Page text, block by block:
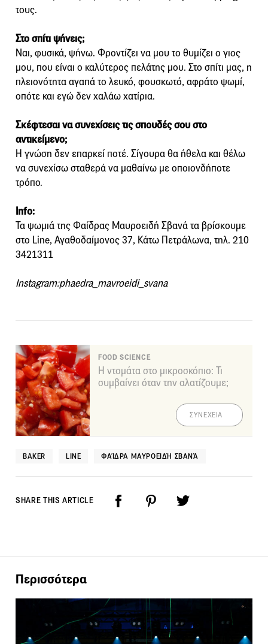
τους.
Στο σπίτι ψήνεις;
Ναι, φυσικά, ψήνω. Φροντίζει να μου το θυμίζει ο γιος
μου, που είναι ο καλύτερος πελάτης μου. Στο σπίτι μας, η
πλειονότητα αγαπά το λευκό, φουσκωτό, αφράτο ψωμί,
οπότε και εγώ δεν χαλάω χατίρια.
Σκέφτεσαι να συνεχίσεις τις σπουδέςσου στο
αντικείμενο;
Η γνώση δεν επαρκεί ποτέ. Σίγουρα θα ήθελα και θέλω
να συνεχίσω σταθερά να μαθαίνω με οποιονδήποτε
τρόπο.
Info:
Τα ψωμιά της Φαίδρας Μαυροειδή Σβανά τα βρίσκουμε
στο Line, Αγαθοδαίμονος 37, Κάτω Πετράλωνα, τηλ. 210
3421311
Instagram:phaedra_mavroeidi_svana
FOOD SCIENCE
Η ντομάτα στο μικροσκόπιο: Τι
συμβαίνει όταν την αλατίζουμε;
ΣΥΝΕΧΕΙΑ
BAKER LINE ΦΑΊΔΡΑ ΜΑΥΡΟΕΙΔΉ ΣΒΑΝΆ
SHARE THIS ARTICLE
Περισσότερα